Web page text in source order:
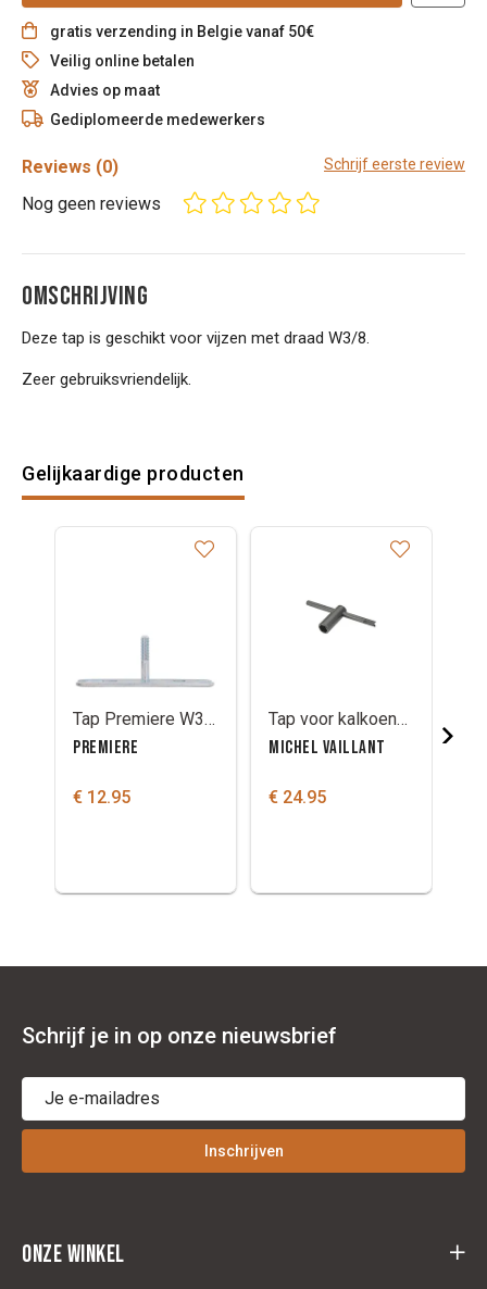
gratis verzending in Belgie vanaf 50€
Veilig online betalen
Advies op maat
Gediplomeerde medewerkers
Reviews (0) Schrijf eerste review
Nog geen reviews
OMSCHRIJVING
Deze tap is geschikt voor vijzen met draad W3/8.
Zeer gebruiksvriendelijk.
Gelijkaardige producten
Tap Premiere W3/8
PREMIERE
€ 12.95
Tap voor kalkoenen/vijzen draad W3/8
MICHEL VAILLANT
€ 24.95
Schrijf je in op onze nieuwsbrief
Inschrijven
Onze winkel